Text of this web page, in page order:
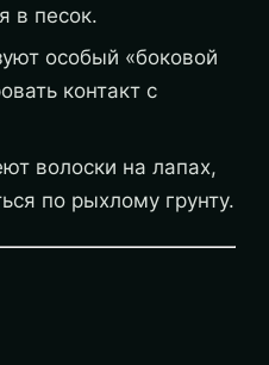
в песок.
особый «боковой
контакт с
волоски на лапах,
по рыхлому грунту.